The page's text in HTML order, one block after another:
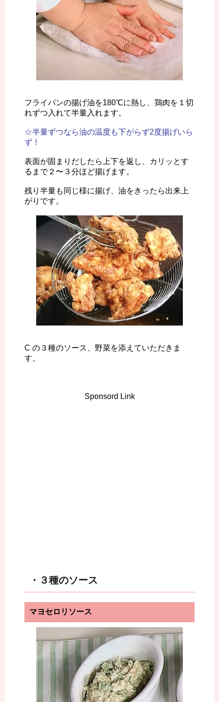
フライパンの揚げ油を180℃に熱し、鶏肉を１切
れずつ入れて半量入れます。
☆半量ずつなら油の温度も下がらず2度揚げいら
ず！
表面が固まりだしたら上下を返し、カリッとす
るまで２〜３分ほど揚げます。
残り半量も同じ様に揚げ、油をきったら出来上
がりです。
C の３種のソース、野菜を添えていただきま
す。
Sponsord Link
・３種のソース
マヨセロリソース